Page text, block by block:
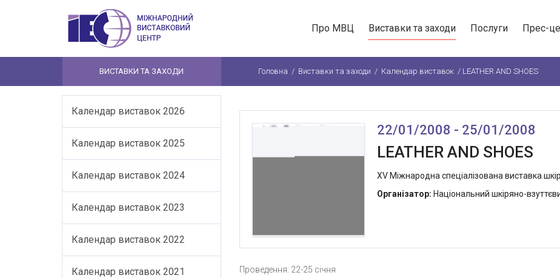
Про МВЦ Виставки та заходи Послуги Прес-
ВИСТАВКИ ТА ЗАХОДИ Головна / Виставки та заходи / Календар виставок / LEATHER AND SHOES
Календар виставок 2026
Календар виставок 2025
Календар виставок 2024
Календар виставок 2023
Календар виставок 2022
Календар виставок 2021
22/01/2008 - 25/01/2008
LEATHER AND SHOES
XV Міжнародна спеціалізована виставка
Організатор: Національний шкіряно-
Проведення: 22-25 січня